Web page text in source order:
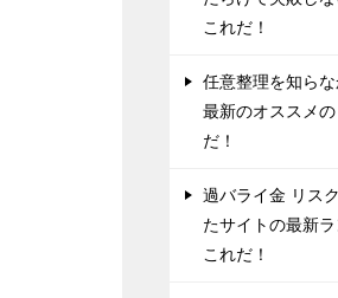
これだ！
任意整理を知ら
最新のオススメ
だ！
過バライ金 リス
たサイトの最新
これだ！